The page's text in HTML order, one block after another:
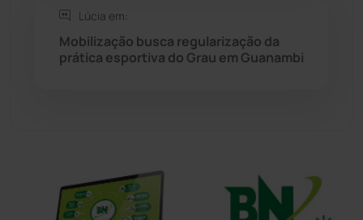
Tanque Novo
Tecnologia (12)
Lúcia em:
Mobilização busca regularização da
prática esportiva do Grau em Guanambi